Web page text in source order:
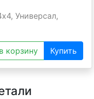
Универсал,
корзину Купить